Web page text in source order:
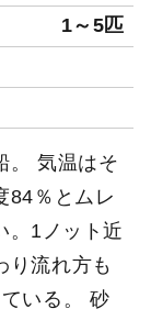
1～5匹
。 気温はそ
84％とムレ
。1ノット近
り流れ方も
いる。 砂